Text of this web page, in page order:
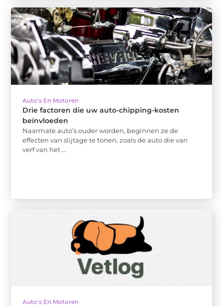
Auto's En Motoren
Drie factoren die uw auto-chipping-kosten
beïnvloeden
Naarmate auto’s ouder worden, beginnen ze de
effecten van slijtage te tonen, zoals de auto die van
verf van het ...
Auto's En Motoren